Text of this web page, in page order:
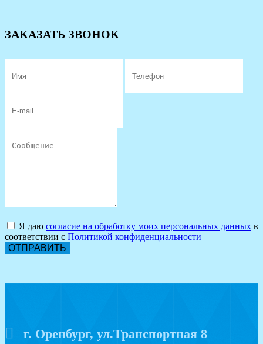
ЗАКАЗАТЬ ЗВОНОК
Я даю согласие на обработку моих персональных данных в
соответствии с Политикой конфиденциальности
ОТПРАВИТЬ
г. Оренбург, ул.Транспортная 8